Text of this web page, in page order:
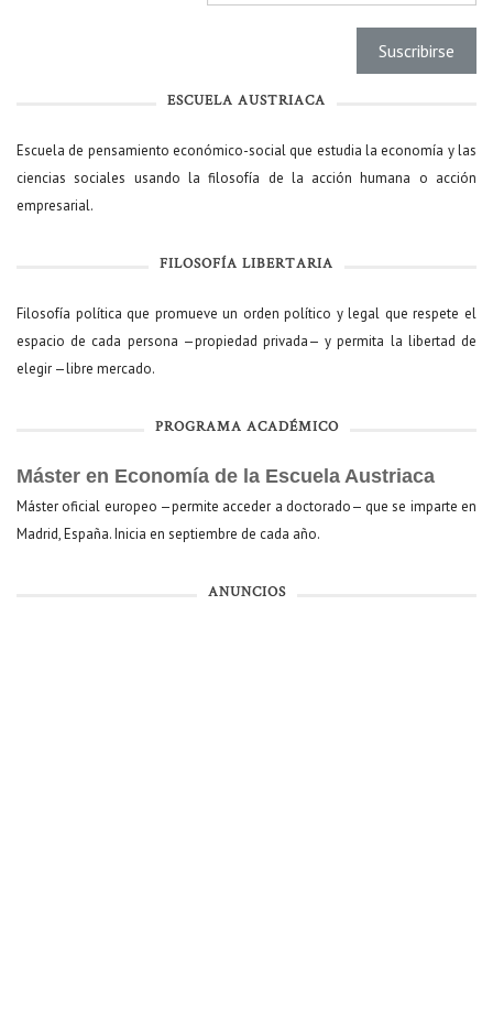
ESCUELA AUSTRIACA
Escuela de pensamiento económico-social que estudia la economía y las
ciencias sociales usando la filosofía de la acción humana o acción
empresarial.
FILOSOFÍA LIBERTARIA
Filosofía política que promueve un orden político y legal que respete el
espacio de cada persona —propiedad privada— y permita la libertad de
elegir —libre mercado.
PROGRAMA ACADÉMICO
Máster en Economía de la Escuela Austriaca
Máster oficial europeo —permite acceder a doctorado— que se imparte en
Madrid, España. Inicia en septiembre de cada año.
ANUNCIOS